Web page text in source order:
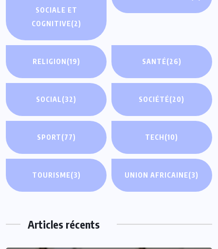
SOCIALE ET
COGNITIVE(2)
RELIGION(19) SANTÉ(26)
SOCIAL(32) SOCIÉTÉ(20)
SPORT(77) TECH(10)
TOURISME(3) UNION AFRICAINE(3)
Articles récents